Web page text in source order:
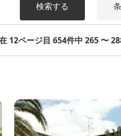
検索する
12ページ目 654件中 265 〜